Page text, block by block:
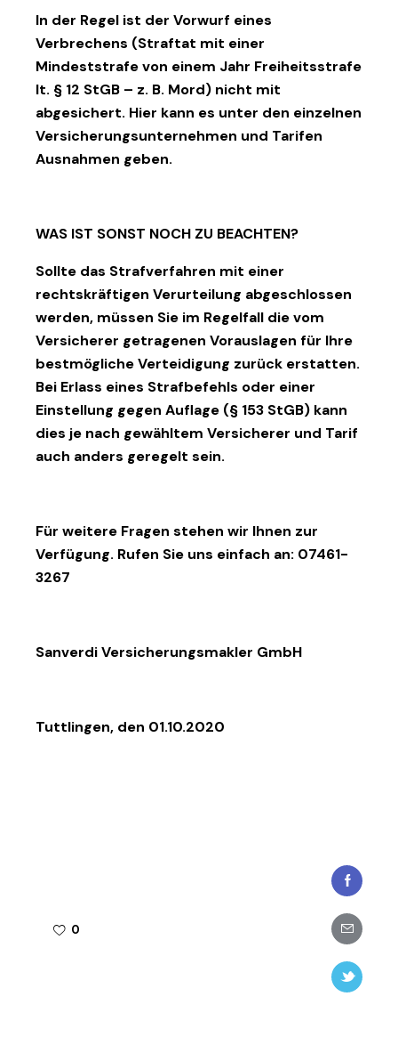
In der Regel ist der Vorwurf eines
Verbrechens (Straftat mit einer
Mindeststrafe von einem Jahr Freiheitsstrafe
lt. § 12 StGB – z. B. Mord) nicht mit
abgesichert. Hier kann es unter den einzelnen
Versicherungsunternehmen und Tarifen
Ausnahmen geben.
WAS IST SONST NOCH ZU BEACHTEN?
Sollte das Strafverfahren mit einer
rechtskräftigen Verurteilung abgeschlossen
werden, müssen Sie im Regelfall die vom
Versicherer getragenen Vorauslagen für Ihre
bestmögliche Verteidigung zurück erstatten.
Bei Erlass eines Strafbefehls oder einer
Einstellung gegen Auflage (§ 153 StGB) kann
dies je nach gewähltem Versicherer und Tarif
auch anders geregelt sein.
Für weitere Fragen stehen wir Ihnen zur
Verfügung. Rufen Sie uns einfach an: 07461-
3267
Sanverdi Versicherungsmakler GmbH
Tuttlingen, den 01.10.2020
0
Facebook
Share-
email
Twitter-